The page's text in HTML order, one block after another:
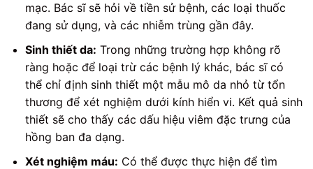
mạc. Bác sĩ sẽ hỏi về tiền sử bệnh, các loại thuốc
đang sử dụng, và các nhiễm trùng gần đây.
Sinh thiết da: Trong những trường hợp không rõ
ràng hoặc để loại trừ các bệnh lý khác, bác sĩ có
thể chỉ định sinh thiết một mẫu mô da nhỏ từ tổn
thương để xét nghiệm dưới kính hiển vi. Kết quả sinh
thiết sẽ cho thấy các dấu hiệu viêm đặc trưng của
hồng ban đa dạng.
Xét nghiệm máu: Có thể được thực hiện để tìm